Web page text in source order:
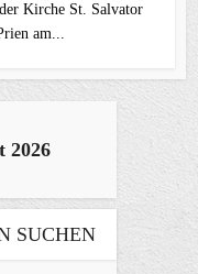
Kirche St. Salvator
am...
2026
SUCHEN